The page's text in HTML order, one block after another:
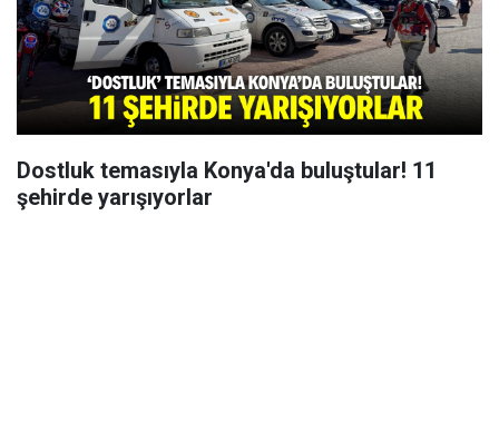
Dostluk temasıyla Konya'da buluştular! 11
şehirde yarışıyorlar